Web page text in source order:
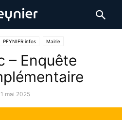
PEYNIER infos Mairie
– Enquête
1 mai 2025